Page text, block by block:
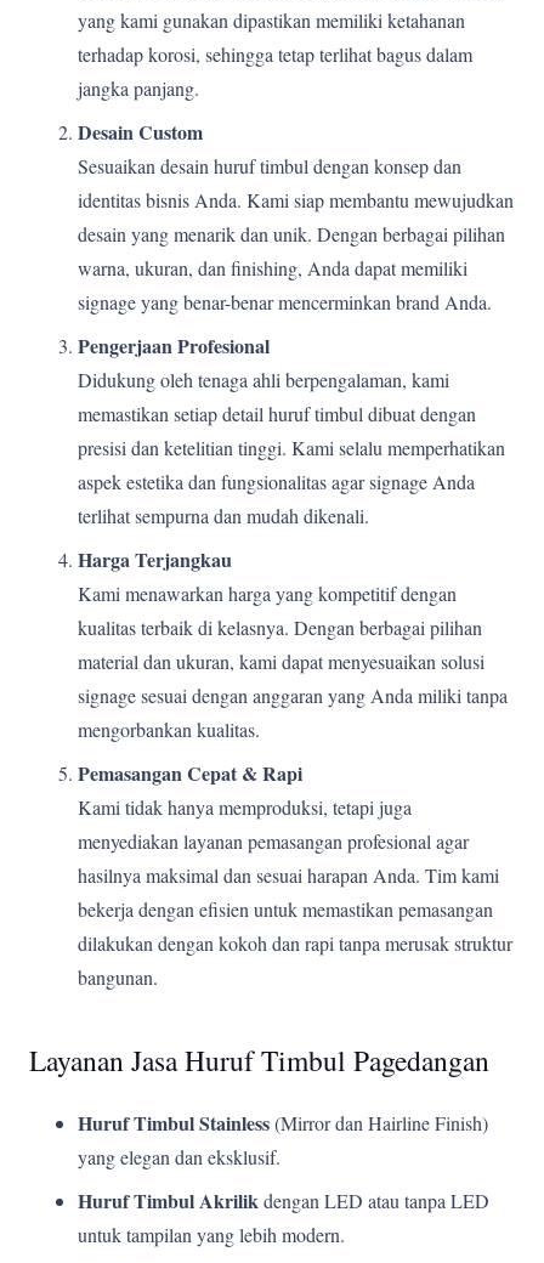
yang kami gunakan dipastikan memiliki ketahanan
terhadap korosi, sehingga tetap terlihat bagus dalam
jangka panjang.
Desain Custom
Sesuaikan desain huruf timbul dengan konsep dan
identitas bisnis Anda. Kami siap membantu mewujudkan
desain yang menarik dan unik. Dengan berbagai pilihan
warna, ukuran, dan finishing, Anda dapat memiliki
signage yang benar-benar mencerminkan brand Anda.
Pengerjaan Profesional
Didukung oleh tenaga ahli berpengalaman, kami
memastikan setiap detail huruf timbul dibuat dengan
presisi dan ketelitian tinggi. Kami selalu memperhatikan
aspek estetika dan fungsionalitas agar signage Anda
terlihat sempurna dan mudah dikenali.
Harga Terjangkau
Kami menawarkan harga yang kompetitif dengan
kualitas terbaik di kelasnya. Dengan berbagai pilihan
material dan ukuran, kami dapat menyesuaikan solusi
signage sesuai dengan anggaran yang Anda miliki tanpa
mengorbankan kualitas.
Pemasangan Cepat & Rapi
Kami tidak hanya memproduksi, tetapi juga
menyediakan layanan pemasangan profesional agar
hasilnya maksimal dan sesuai harapan Anda. Tim kami
bekerja dengan efisien untuk memastikan pemasangan
dilakukan dengan kokoh dan rapi tanpa merusak struktur
bangunan.
Layanan Jasa Huruf Timbul Pagedangan
Huruf Timbul Stainless(Mirror dan Hairline Finish)
yang elegan dan eksklusif.
Huruf Timbul Akrilikdengan LED atau tanpa LED
untuk tampilan yang lebih modern.